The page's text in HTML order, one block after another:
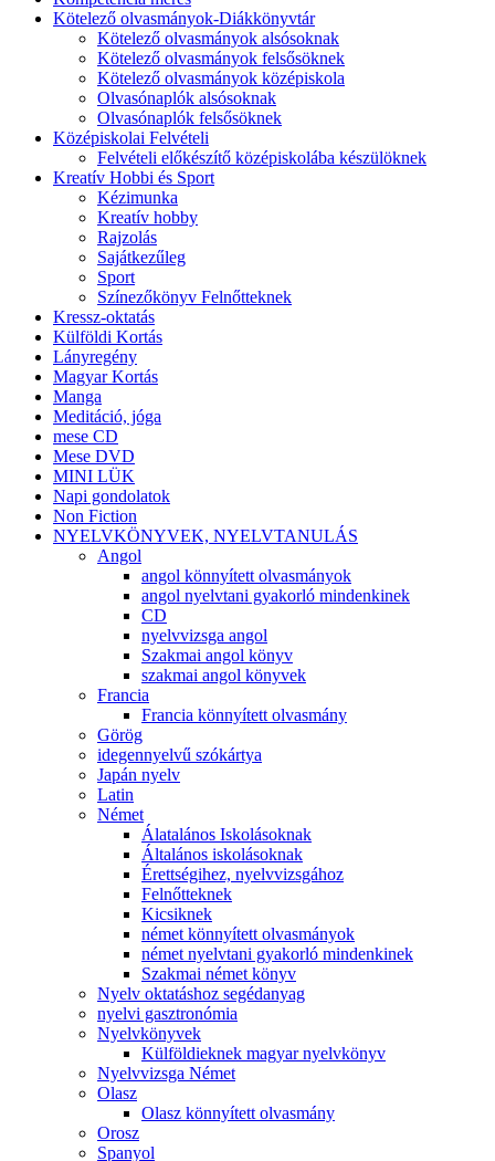
Kötelező olvasmányok-Diákkönyvtár
Kötelező olvasmányok alsósoknak
Kötelező olvasmányok felsősöknek
Kötelező olvasmányok középiskola
Olvasónaplók alsósoknak
Olvasónaplók felsősöknek
Középiskolai Felvételi
Felvételi előkészítő középiskolába készülöknek
Kreatív Hobbi és Sport
Kézimunka
Kreatív hobby
Rajzolás
Sajátkezűleg
Sport
Színezőkönyv Felnőtteknek
Kressz-oktatás
Külföldi Kortás
Lányregény
Magyar Kortás
Manga
Meditáció, jóga
mese CD
Mese DVD
MINI LÜK
Napi gondolatok
Non Fiction
NYELVKÖNYVEK, NYELVTANULÁS
Angol
angol könnyített olvasmányok
angol nyelvtani gyakorló mindenkinek
CD
nyelvvizsga angol
Szakmai angol könyv
szakmai angol könyvek
Francia
Francia könnyített olvasmány
Görög
idegennyelvű szókártya
Japán nyelv
Latin
Német
Álatalános Iskolásoknak
Általános iskolásoknak
Érettségihez, nyelvvizsgához
Felnőtteknek
Kicsiknek
német könnyített olvasmányok
német nyelvtani gyakorló mindenkinek
Szakmai német könyv
Nyelv oktatáshoz segédanyag
nyelvi gasztronómia
Nyelvkönyvek
Külföldieknek magyar nyelvkönyv
Nyelvvizsga Német
Olasz
Olasz könnyített olvasmány
Orosz
Spanyol